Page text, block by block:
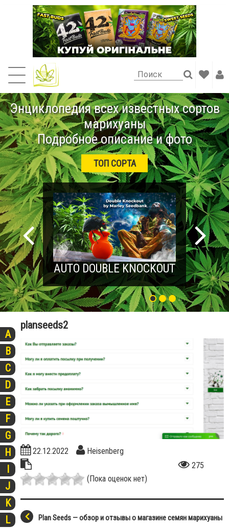
Энциклопедия всех известных сортов
марихуаны
Подробное описание и фото
ТОП СОРТА
AUTO DOUBLE KNOCKOUT
A
B
C
D
E
F
G
H
I
J
K
L
planseeds2
22.12.2022
Heisenberg
275
(Пока оценок нет)
Plan Seeds — обзор и отзывы о магазине семян марихуаны